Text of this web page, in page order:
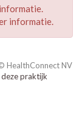
informatie.
HealthConnect NV
praktijk